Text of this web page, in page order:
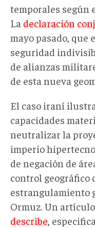
temporales según
La declaración
mayo pasado, que
seguridad
de alianzas
de esta nueva
El caso iraní
capacidades
neutralizar la
imperio
de negación de
control geográfico
estrangulamiento
Ormuz. Un
describe,